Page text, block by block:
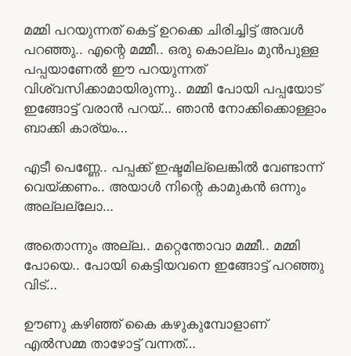
മമ്മി പറയുന്നത് കെട്ട് ഉറക്കെ ചിരിച്ചിട്ട് അവൾ
പറഞ്ഞു.. എന്റെ മമ്മീ.. ഒരു കൊല്ലം മുൻപുള്ള
പപ്പയാണേൽ ഈ പറയുന്നത്
വിശ്വസിക്കാമായിരുന്നു.. മമ്മി പോയി പപ്പയോട്
ഇങ്ങോട്ട് വരാൻ പറയ്… ഞാൻ നോക്കിക്കൊള്ളാം
ബാക്കി കാര്യം…
എടീ പെണ്ണേ.. പപ്പക്ക് ഇഷ്ടമില്ലെങ്കിൽ വേണ്ടാന്ന്
വെയ്ക്കണം.. അയാൾ നിന്റെ കാമുകൻ ഒന്നും
അല്ലല്ലോ…
അതൊന്നും അല്ല.. മറ്റെന്തോവാ മമ്മീ.. മമ്മി
പോയെ.. പോയി കെട്ടിയവനെ ഇങ്ങോട്ട് പറഞ്ഞു
വിട്…
ഊണു കഴിഞ്ഞ് കൈ കഴുകുമ്പോളാണ്
എൽസമ്മ താഴോട്ട് വന്നത്…